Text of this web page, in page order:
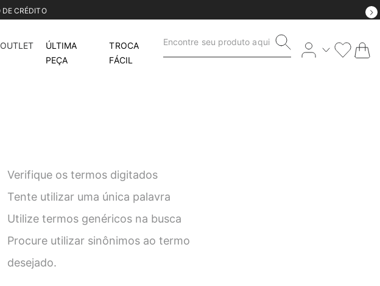
OUTLET
ÚLTIMA
PEÇA
TROCA
FÁCIL
Encontre seu produto aqui
Verifique os termos digitados
Tente utilizar uma única palavra
Utilize termos genéricos na busca
Procure utilizar sinônimos ao termo
desejado.